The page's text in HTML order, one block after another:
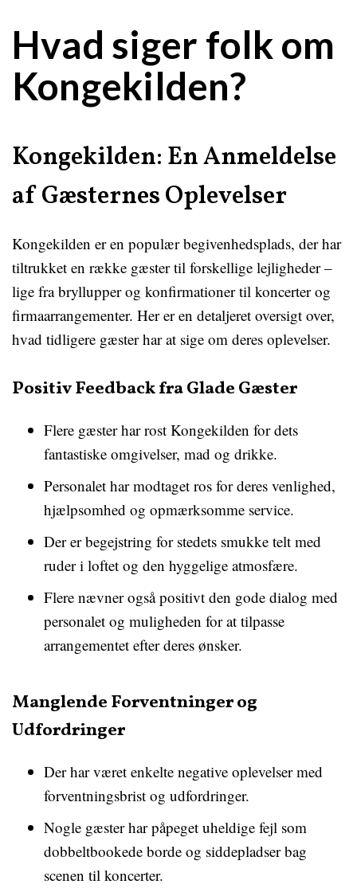
Hvad siger folk om
Kongekilden?
Kongekilden: En Anmeldelse
af Gæsternes Oplevelser
Kongekilden er en populær begivenhedsplads, der har
tiltrukket en række gæster til forskellige lejligheder –
lige fra bryllupper og konfirmationer til koncerter og
firmaarrangementer. Her er en detaljeret oversigt over,
hvad tidligere gæster har at sige om deres oplevelser.
Positiv Feedback fra Glade Gæster
Flere gæster har rost Kongekilden for dets
fantastiske omgivelser, mad og drikke.
Personalet har modtaget ros for deres venlighed,
hjælpsomhed og opmærksomme service.
Der er begejstring for stedets smukke telt med
ruder i loftet og den hyggelige atmosfære.
Flere nævner også positivt den gode dialog med
personalet og muligheden for at tilpasse
arrangementet efter deres ønsker.
Manglende Forventninger og
Udfordringer
Der har været enkelte negative oplevelser med
forventningsbrist og udfordringer.
Nogle gæster har påpeget uheldige fejl som
dobbeltbookede borde og siddepladser bag
scenen til koncerter.